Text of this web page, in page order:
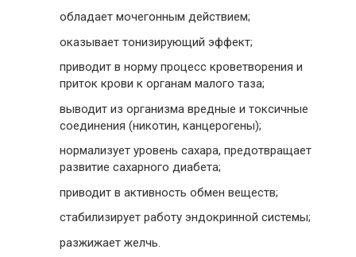
обладает мочегонным действием;
оказывает тонизирующий эффект;
приводит в норму процесс кроветворения и
приток крови к органам малого таза;
выводит из организма вредные и токсичные
соединения (никотин, канцерогены);
нормализует уровень сахара, предотвращает
развитие сахарного диабета;
приводит в активность обмен веществ;
стабилизирует работу эндокринной системы;
разжижает желчь.